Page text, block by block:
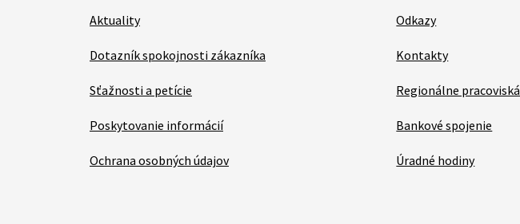
Aktuality
Dotazník spokojnosti zákazníka
Sťažnosti a petície
Poskytovanie informácií
Ochrana osobných údajov
Odkazy
Kontakty
Regionálne pracoviská
Bankové spojenie
Úradné hodiny